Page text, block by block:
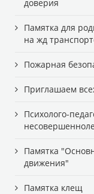
доверия
Памятка для
на жд
Пожарная
Приглашаем
Психолого-
Памятка
движения"
Памятка клещ